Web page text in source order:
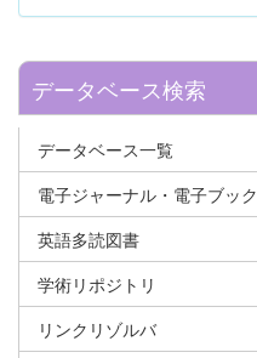
データベース検索
データベース一覧
電子ジャーナル・電子ブック
英語多読図書
学術リポジトリ
リンクリゾルバ